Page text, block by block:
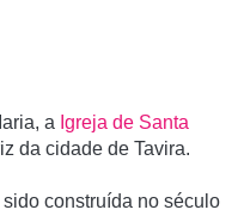
a Igreja de Santa
da cidade de Tavira.
construí­da no século